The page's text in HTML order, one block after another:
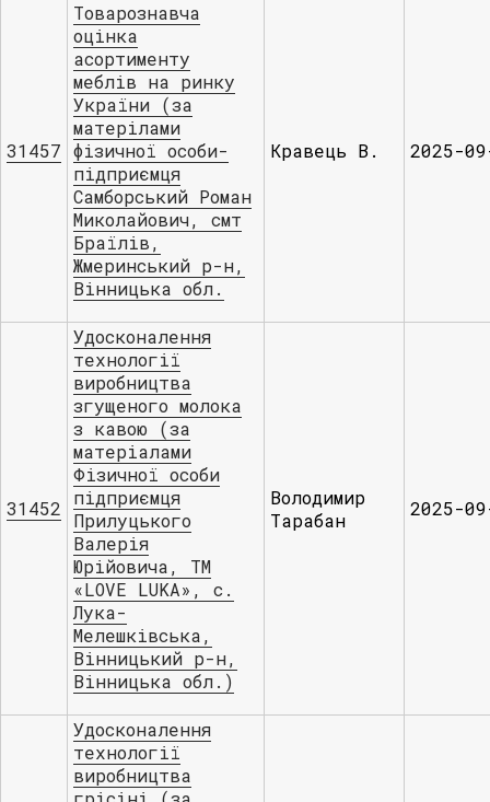
31457
Товарознавча
оцінка
асортименту
меблів на ринку
України (за
матерілами
фізичної особи-
підприємця
Самборський Роман
Миколайович, смт
Браїлів,
Жмеринський р-н,
Вінницька обл.
Кравець В. 2025-
31452
Удосконалення
технології
виробництва
згущеного молока
з кавою (за
матеріалами
Фізичної особи
підприємця
Прилуцького
Валерія
Юрійовича, ТМ
«LOVE LUKA», с.
Лука-
Мелешківська,
Вінницький р-н,
Вінницька обл.)
Володимир
Тарабан
2025-
Удосконалення
технології
виробництва